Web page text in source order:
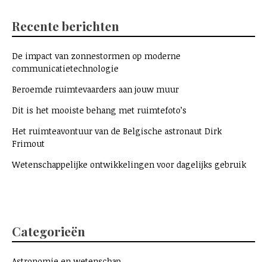
Recente berichten
De impact van zonnestormen op moderne
communicatietechnologie
Beroemde ruimtevaarders aan jouw muur
Dit is het mooiste behang met ruimtefoto’s
Het ruimteavontuur van de Belgische astronaut Dirk
Frimout
Wetenschappelijke ontwikkelingen voor dagelijks gebruik
Categorieën